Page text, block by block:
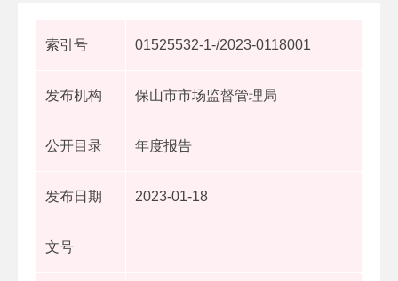
索引号 01525532-1-/2023-0118001
发布机构 保山市市场监督管理局
公开目录 年度报告
发布日期 2023-01-18
文号